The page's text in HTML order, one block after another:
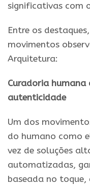
significativas com
Entre os
movimentos
Arquitetura:
Curadoria humana
autenticidade
Um dos
do humano como
vez de soluções
automatizadas,
baseada no